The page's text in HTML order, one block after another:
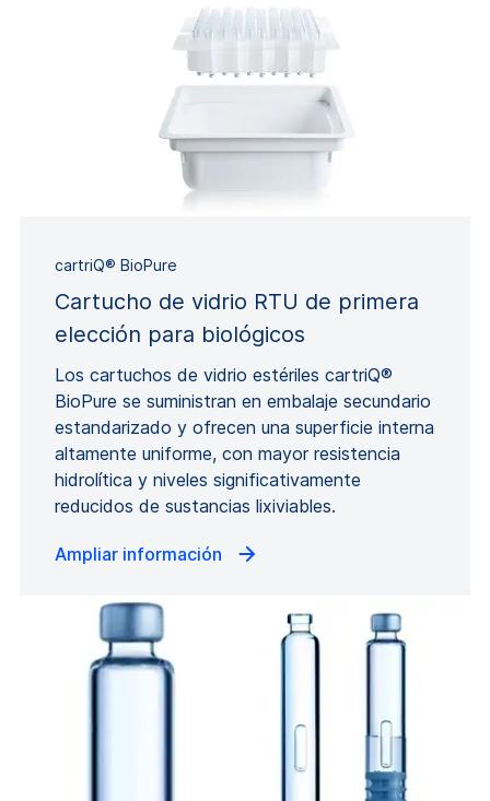
cartriQ® BioPure
Cartucho de vidrio RTU de primera
elección para biológicos
Los cartuchos de vidrio estériles cartriQ®
BioPure se suministran en embalaje secundario
estandarizado y ofrecen una superficie interna
altamente uniforme, con mayor resistencia
hidrolítica y niveles significativamente
reducidos de sustancias lixiviables.
Ampliar información